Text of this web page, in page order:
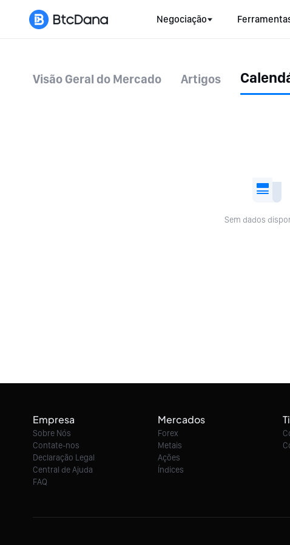
Negociação
Visão Geral do Mercado Artigos
Sem dados
Empresa
Sobre Nós
Contate-nos
Declaração Legal
Central de Ajuda
FAQ
Mercados
Forex
Metais
Ações
Índices